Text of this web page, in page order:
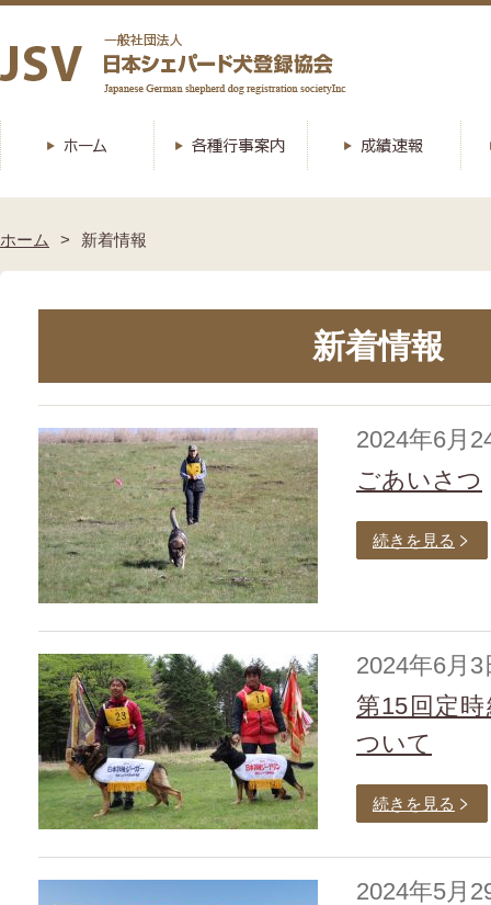
ホーム 新着情報
新着情報
2024年6月
ごあいさつ
続きを見る
2024年6月3
第15回定
ついて
続きを見る
2024年5月